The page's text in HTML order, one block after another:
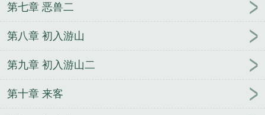
第七章 恶兽二
第八章 初入游山
第九章 初入游山二
第十章 来客